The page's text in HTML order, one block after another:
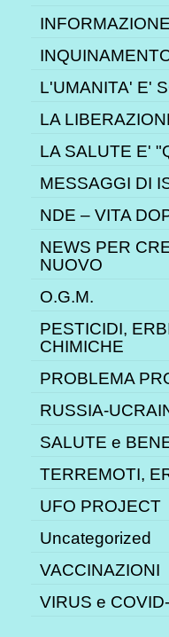
L'UMANITA' E'
LA
LA SALUTE E'
MESSAGGI DI
NDE – VITA
NEWS PER
NUOVO
O.G.M.
PESTICIDI,
CHIMICHE
PROBLEMA
RUSSIA-
SALUTE e
TERREMOTI,
UFO PROJECT
Uncategorized
VACCINAZIONI
VIRUS e